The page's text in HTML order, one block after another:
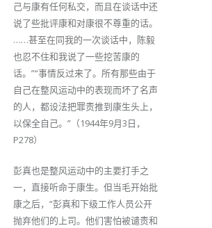
己与康有任何私交，而且在谈话中还
说了些批评康和对康很不尊重的话。
……甚至在同我的一次谈话中，陈毅
也忍不住和我说了一些挖苦康的
话。”“事情反过来了。所有那些由于
自己在整风运动中的表现而坏了名声
的人，都设法把罪责推到康生头上，
以保全自己。”（1944年9月3日，
P278）
彭真也是整风运动中的主要打手之
一，直接听命于康生。但当毛开始批
康之后，“彭真和下级工作人员公开
抛弃他们的上司。他们害怕被谴责和